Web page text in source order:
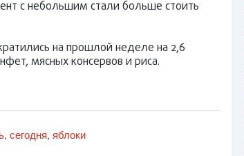
с небольшим стали больше стоить
на прошлой неделе на 2,6
мясных консервов и риса.
, сегодня, яблоки